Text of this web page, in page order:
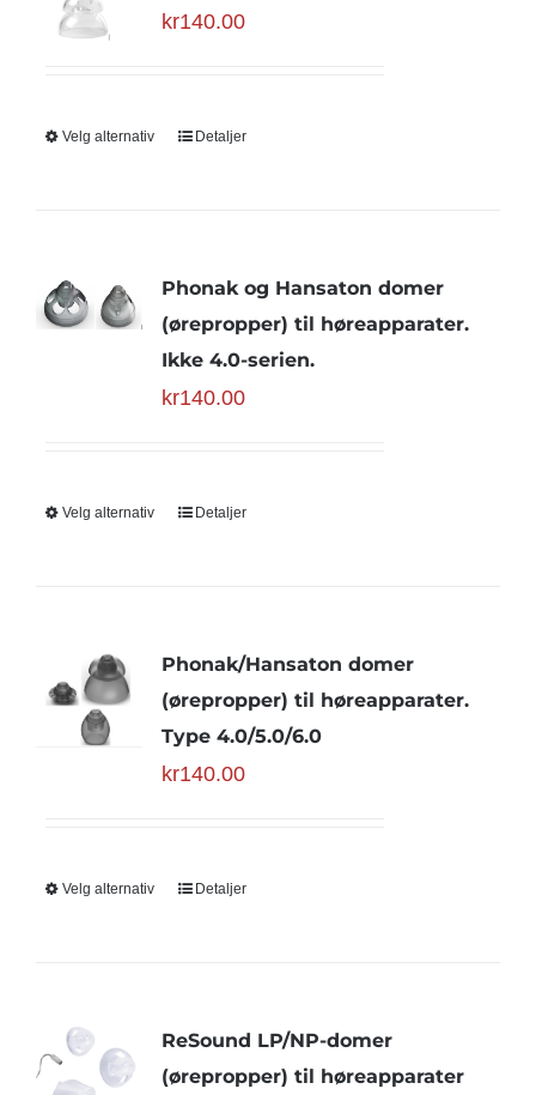
kr140.00
Velg alternativ Detaljer
Phonak og Hansaton domer
(ørepropper) til høreapparater.
Ikke 4.0-serien.
kr140.00
Velg alternativ Detaljer
Phonak/Hansaton domer
(ørepropper) til høreapparater.
Type 4.0/5.0/6.0
kr140.00
Velg alternativ Detaljer
ReSound LP/NP-domer
(ørepropper) til høreapparater